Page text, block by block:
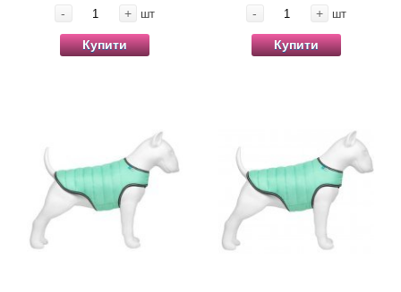
- + шт
Купити
- + шт
Купити